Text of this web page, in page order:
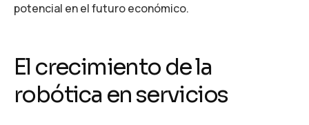
potencial en el futuro económico.
El crecimiento de la
robótica en servicios